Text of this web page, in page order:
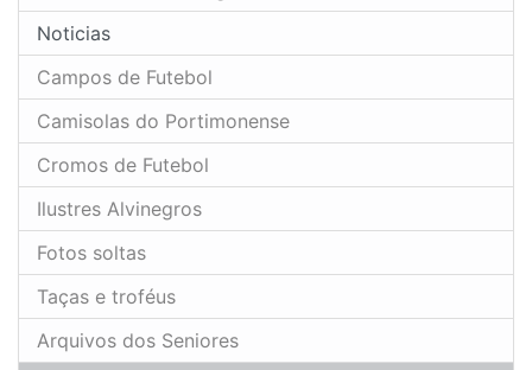
Noticias
Campos de Futebol
Camisolas do Portimonense
Cromos de Futebol
Ilustres Alvinegros
Fotos soltas
Taças e troféus
Arquivos dos Seniores